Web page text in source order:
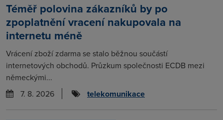
Téměř polovina zákazníků by po
zpoplatnění vracení nakupovala na
internetu méně
Vrácení zboží zdarma se stalo běžnou součástí
internetových obchodů. Průzkum společnosti ECDB mezi
německými...
7. 8. 2026
telekomunikace